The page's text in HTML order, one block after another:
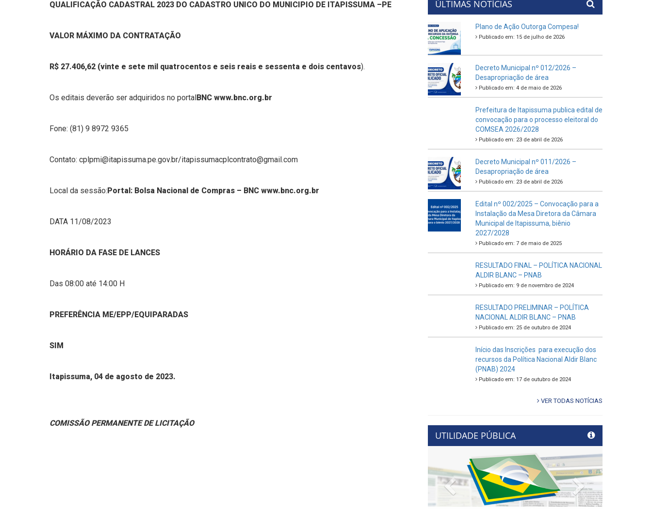
QUALIFICAÇÃO CADASTRAL 2023 DO CADASTRO UNICO DO MUNICIPIO DE ITAPISSUMA –PE
VALOR MÁXIMO DA CONTRATAÇÃO
R$ 27.406,62 (vinte e sete mil quatrocentos e seis reais e sessenta e dois centavos).
Os editais deverão ser adquiridos no portalBNC www.bnc.org.br
Fone: (81) 9 8972 9365
Contato: cplpmi@itapissuma.pe.gov.br/itapissumacplcontrato@gmail.com
Local da sessão:Portal: Bolsa Nacional de Compras – BNC www.bnc.org.br
DATA 11/08/2023
HORÁRIO DA FASE DE LANCES
Das 08:00 até 14:00 H
PREFERÊNCIA ME/EPP/EQUIPARADAS
SIM
Itapissuma, 04 de agosto de 2023.
COMISSÃO PERMANENTE DE LICITAÇÃO
ÚLTIMAS NOTÍCIAS
Plano de Ação Outorga Compesa!
Publicado em: 15 de julho de 2026
Decreto Municipal nº 012/2026 –
Desapropriação de área
Publicado em: 4 de maio de 2026
Prefeitura de Itapissuma publica edital de
convocação para o processo eleitoral do
COMSEA 2026/2028
Publicado em: 23 de abril de 2026
Decreto Municipal nº 011/2026 –
Desapropriação de área
Publicado em: 23 de abril de 2026
Edital nº 002/2025 – Convocação para a
Instalação da Mesa Diretora da Câmara
Municipal de Itapissuma, biênio
2027/2028
Publicado em: 7 de maio de 2025
RESULTADO FINAL – POLÍTICA NACIONAL
ALDIR BLANC – PNAB
Publicado em: 9 de novembro de 2024
RESULTADO PRELIMINAR – POLÍTICA
NACIONAL ALDIR BLANC – PNAB
Publicado em: 25 de outubro de 2024
Início das Inscrições para execução dos
recursos da Política Nacional Aldir Blanc
(PNAB) 2024
Publicado em: 17 de outubro de 2024
VER TODAS NOTÍCIAS
UTILIDADE PÚBLICA
Previous Next